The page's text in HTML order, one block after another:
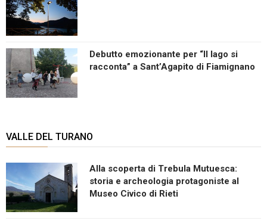
Debutto emozionante per “Il lago si
racconta” a Sant’Agapito di Fiamignano
VALLE DEL TURANO
Alla scoperta di Trebula Mutuesca:
storia e archeologia protagoniste al
Museo Civico di Rieti